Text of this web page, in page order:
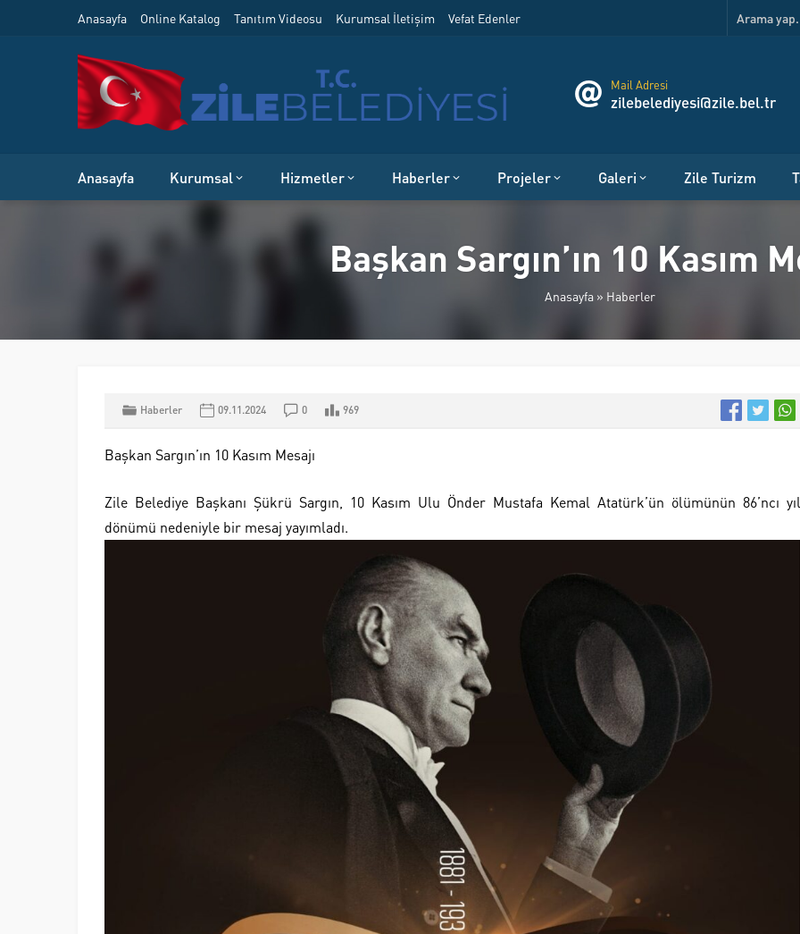
Anasayfa Online Katalog Tanıtım Videosu Kurumsal İletişim Vefat Edenler
Mail Adresi
zilebelediyesi@zile.bel.tr
Anasayfa Kurumsal Hizmetler Haberler Projeler Galeri Zile Turizm
Başkan Sargın’ın 10 Kasım
Anasayfa » Haberler
Haberler 09.11.2024 0 969
Başkan Sargın’ın 10 Kasım Mesajı
Zile Belediye Başkanı Şükrü Sargın, 10 Kasım Ulu Önder Mustafa Kemal Atatürk’ün ölümünün 86’ncı yıl
dönümü nedeniyle bir mesaj yayımladı.